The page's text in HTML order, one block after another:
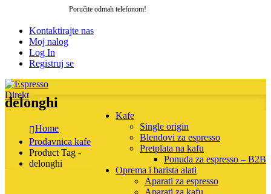
Poručite odmah telefonom!
Kontaktirajte nas
Moj nalog
Log In
Registruj se
Kafe
Single origin
Blendovi za espresso
Pretplata na kafu
Ponuda za espresso – B2B
Oprema i barista alati
Aparati za espresso
Aparati za kafu
delonghi
Home
Prodavnica kafe
Product Tag -
delonghi